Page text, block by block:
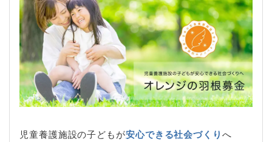
児童養護施設の子どもが安心できる社会づくりへ